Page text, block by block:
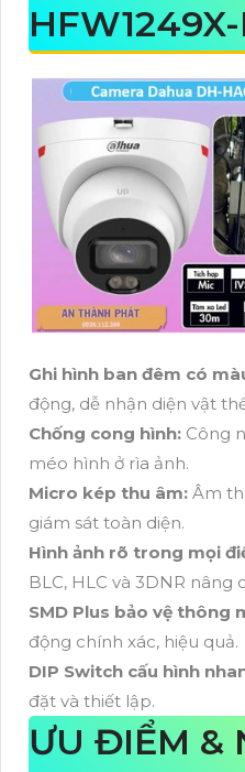
Ghi hình ban đêm có
động, dễ nhận diện vật
Chống cong hình: Công
méo hình ở rìa ảnh.
Micro kép thu âm: Âm
giám sát toàn diện.
Hình ảnh rõ trong mọi
BLC, HLC và 3DNR nâng
SMD Plus bảo vệ thông
động chính xác, hiệu quả.
DIP Switch cấu hình
đặt và thiết lập.
ƯU ĐIỂM &